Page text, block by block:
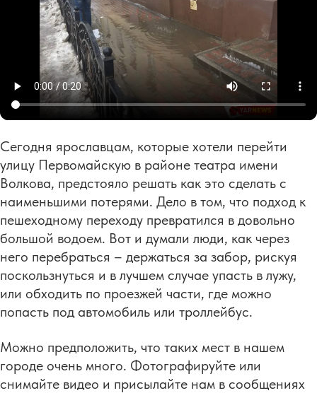
Сегодня ярославцам, которые хотели перейти
улицу Первомайскую в районе театра имени
Волкова, предстояло решать как это сделать с
наименьшими потерями. Дело в том, что подход к
пешеходному переходу превратился в довольно
большой водоем. Вот и думали люди, как через
него перебраться – держаться за забор, рискуя
поскользнуться и в лучшем случае упасть в лужу,
или обходить по проезжей части, где можно
попасть под автомобиль или троллейбус.
Можно предположить, что таких мест в нашем
городе очень много. Фотографируйте или
снимайте видео и присылайте нам в сообщениях